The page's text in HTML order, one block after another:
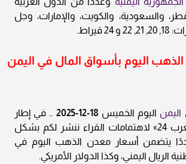
والسعودية، والكويت، والإمارات، وجل
قيراط.
اليوم بأسواق المال في اليمن
اليمن اليوم الخميس 18-12-2025
.. في إطار
تغطية جريدة «العرب 24» لاهتمامات القراء ننشر لكم بشكل
يتضمن أسعار معدن الذهب اليوم في
الريال اليمني، وكذا الدولار الأمريكي.